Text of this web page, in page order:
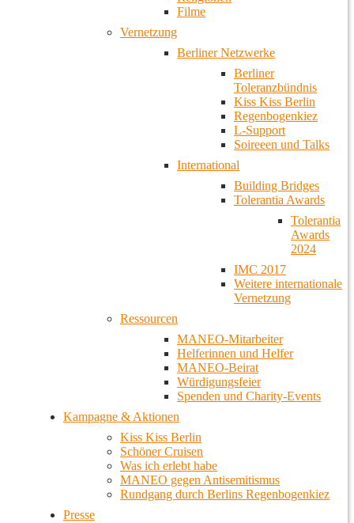
Filme
Vernetzung
Berliner Netzwerke
Berliner
Toleranzbündnis
Kiss Kiss Berlin
Regenbogenkiez
L-Support
Soireeen und Talks
International
Building Bridges
Tolerantia Awards
Tolerantia
Awards
2024
IMC 2017
Weitere internationale
Vernetzung
Ressourcen
MANEO-Mitarbeiter
Helferinnen und Helfer
MANEO-Beirat
Würdigungsfeier
Spenden und Charity-Events
Kampagne & Aktionen
Kiss Kiss Berlin
Schöner Cruisen
Was ich erlebt habe
MANEO gegen Antisemitismus
Rundgang durch Berlins Regenbogenkiez
Presse